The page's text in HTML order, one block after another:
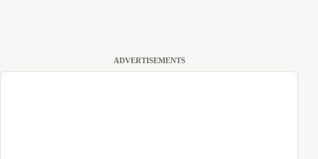
ADVERTISEMENTS